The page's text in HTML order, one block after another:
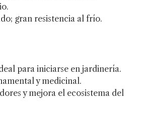
gran resistencia al frío.
para iniciarse en jardinería.
y medicinal.
y mejora el ecosistema del